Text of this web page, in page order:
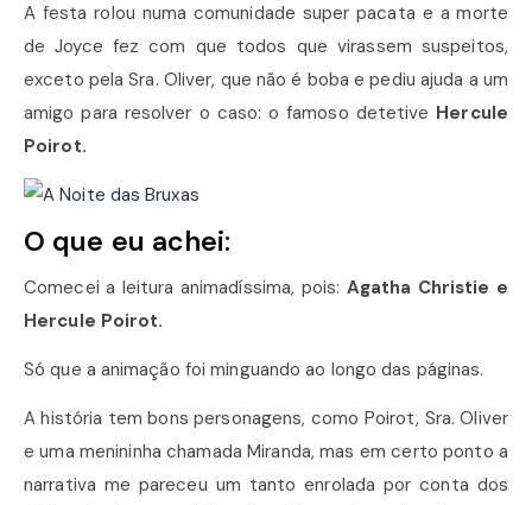
A festa rolou numa comunidade super pacata e a morte
de Joyce fez com que todos que virassem suspeitos,
exceto pela Sra. Oliver, que não é boba e pediu ajuda a um
amigo para resolver o caso: o famoso detetive Hercule
Poirot.
O que eu achei:
Comecei a leitura animadíssima, pois: Agatha Christie e
Hercule Poirot.
Só que a animação foi minguando ao longo das páginas.
A história tem bons personagens, como Poirot, Sra. Oliver
e uma menininha chamada Miranda, mas em certo ponto a
narrativa me pareceu um tanto enrolada por conta dos